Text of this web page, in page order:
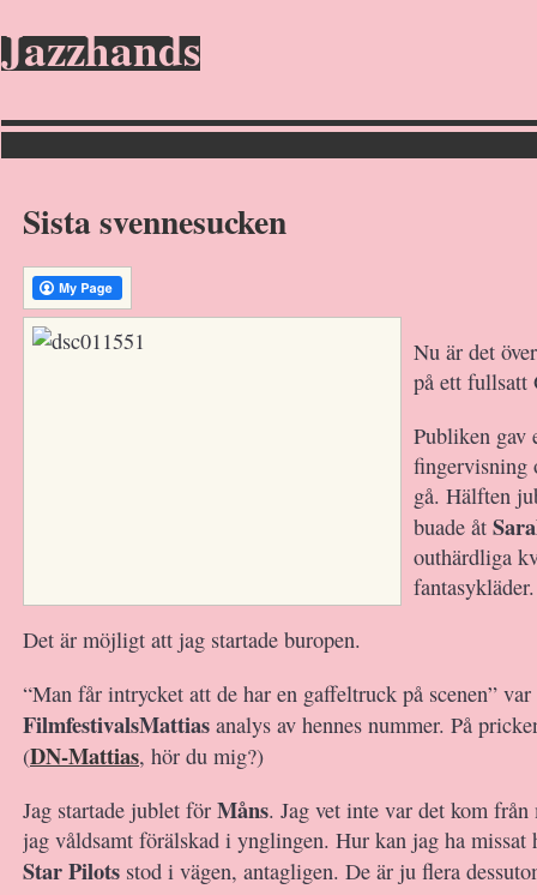
Jazzhands
Sista svennesucken
Nu är det
på ett fullsatt
Publiken gav
fingervisning
gå. Hälften
buade åt
outhärdliga
fantasykläder.
Det är möjligt att jag startade buropen.
“Man får intrycket att de har en gaffeltruck på scenen” var
FilmfestivalsMattias analys av hennes nummer. På
(DN-Mattias, hör du mig?)
Jag startade jublet för Måns. Jag vet inte var det kom
jag våldsamt förälskad i ynglingen. Hur kan jag ha missat
Star Pilots stod i vägen, antagligen. De är ju flera